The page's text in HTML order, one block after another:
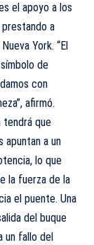
el apoyo a los
a
York. “El
de
con
afirmó.
tendrá que
apuntan a un
lo que
la fuerza de la
el puente. Una
del buque
un fallo del